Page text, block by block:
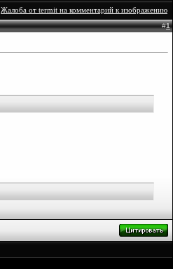
Жалоба от termit на комментарий к изображению
#1